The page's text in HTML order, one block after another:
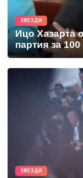
ЗВЕЗДИ
Ицо Хазарта
партия за
ЗВЕЗДИ